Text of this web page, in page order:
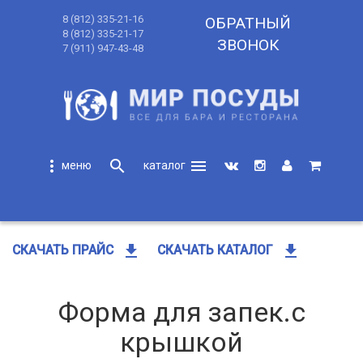
8 (812) 335-21-16
8 (812) 335-21-17
7 (911) 947-43-48
ОБРАТНЫЙ
ЗВОНОК
more_vert search
menu
СКАЧАТЬ ПРАЙС get_app СКАЧАТЬ КАТАЛОГ get_app
Форма для запек.с
крышкой